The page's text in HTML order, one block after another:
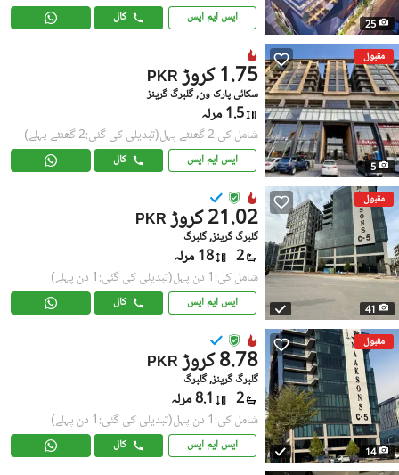
25 ایس ایم ایس کال
مقبول
5
PKR 1.75 کروڑ
سکائی پارک ون, گلبرگ گرینز
1.5 مرلہ
شامل کی:2 گھنٹے پہل (تبدیلی کی گئی:2 گھنٹے پہلے)
ایس ایم ایس کال
مقبول
41
PKR 21.02 کروڑ
گلبرگ گرینز, گلبرگ
2 18 مرلہ
شامل کی:1 دن پہل (تبدیلی کی گئی:1 دن پہلے)
ایس ایم ایس کال
مقبول
14
PKR 8.78 کروڑ
گلبرگ گرینز, گلبرگ
2 8.1 مرلہ
شامل کی:1 دن پہل (تبدیلی کی گئی:1 دن پہلے)
ایس ایم ایس کال